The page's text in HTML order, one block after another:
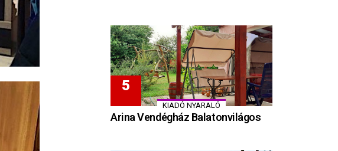
KIADÓ NYARALÓ
Arina Vendégház Balatonvilágos